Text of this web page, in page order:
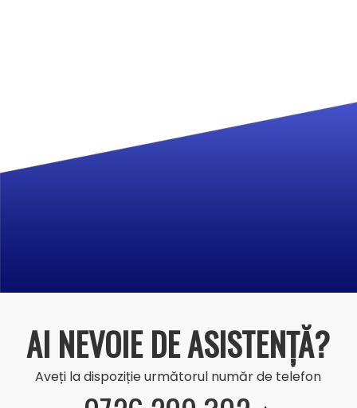
AI NEVOIE DE ASISTENȚĂ?
Aveți la dispoziție următorul număr de telefon